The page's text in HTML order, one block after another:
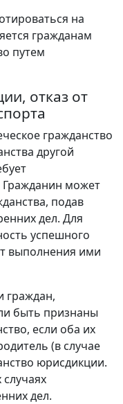
на
гражданам
путем
отказ от
гражданство
другой
Гражданин может
подав
дел. Для
успешного
выполнения ими
граждан,
быть признаны
если оба их
(в случае
юрисдикции.
дел.